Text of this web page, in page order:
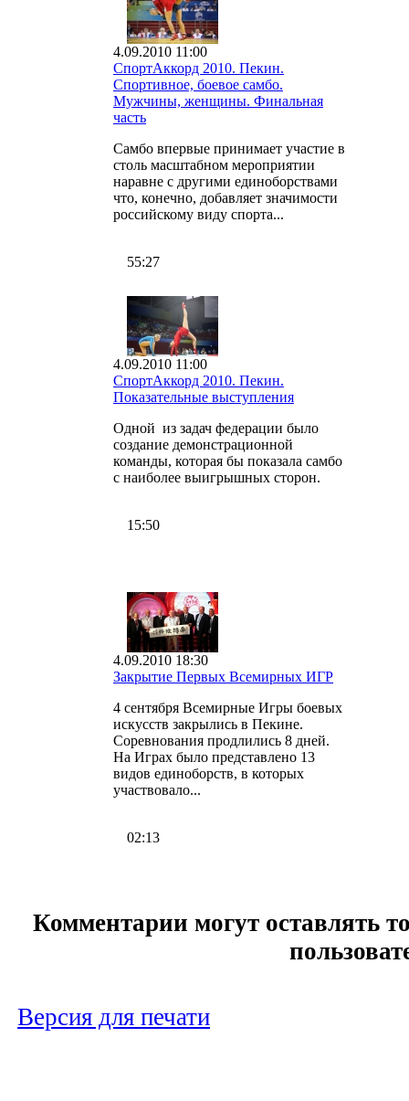
4.09.2010 11:00
СпортАккорд 2010. Пекин.
Спортивное, боевое самбо.
Мужчины, женщины. Финальная
часть
Самбо впервые принимает участие в
столь масштабном мероприятии
наравне с другими единоборствами
что, конечно, добавляет значимости
российскому виду спорта...
55:27
4.09.2010 11:00
СпортАккорд 2010. Пекин.
Показательные выступления
Одной из задач федерации было
создание демонстрационной
команды, которая бы показала самбо
с наиболее выигрышных сторон.
15:50
4.09.2010 18:30
Закрытие Первых Всемирных ИГР
4 сентября Всемирные Игры боевых
искусств закрылись в Пекине.
Соревнования продлились 8 дней.
На Играх было представлено 13
видов единоборств, в которых
участвовало...
02:13
Комментарии могут оставлять
Версия для печати